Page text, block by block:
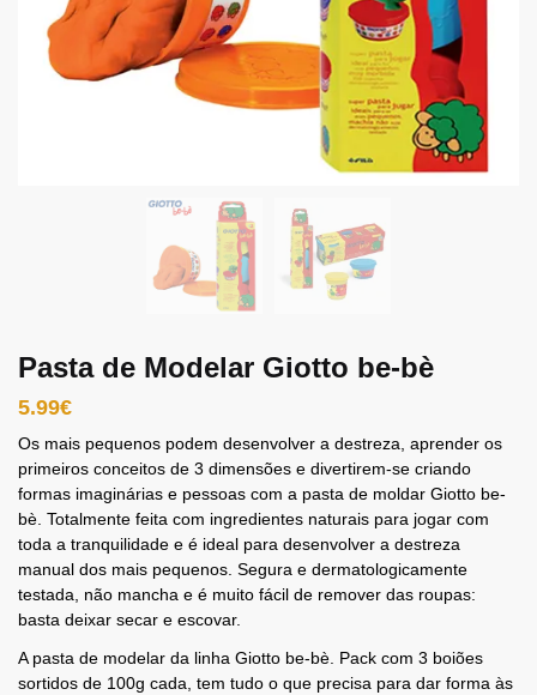
Pasta de Modelar Giotto be-bè
5.99€
Os mais pequenos podem desenvolver a destreza, aprender os
primeiros conceitos de 3 dimensões e divertirem-se criando
formas imaginárias e pessoas com a pasta de moldar Giotto be-
bè. Totalmente feita com ingredientes naturais para jogar com
toda a tranquilidade e é ideal para desenvolver a destreza
manual dos mais pequenos. Segura e dermatologicamente
testada, não mancha e é muito fácil de remover das roupas:
basta deixar secar e escovar.
A pasta de modelar da linha Giotto be-bè. Pack com 3 boiões
sortidos de 100g cada, tem tudo o que precisa para dar forma às